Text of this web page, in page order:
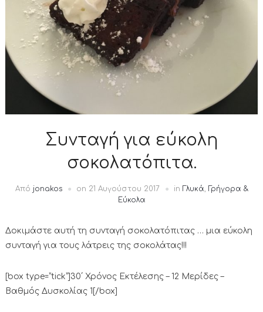
Συνταγή για εύκολη
σοκολατόπιτα.
Από jonakos on 21 Αυγούστου 2017 in Γλυκά, Γρήγορα &
Εύκολα
Δοκιμάστε αυτή τη συνταγή σοκολατόπιτας … μια εύκολη
συνταγή για τους λάτρεις της σοκολάτας!!!
[box type=”tick”]30΄ Χρόνος Εκτέλεσης – 12 Μερίδες –
Βαθμός Δυσκολίας 1[/box]